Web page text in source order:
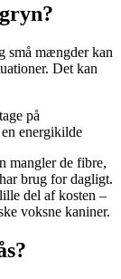
små mængder kan
Det kan
på
energikilde
mangler de fibre,
brug for dagligt.
del af kosten –
voksne kaniner.